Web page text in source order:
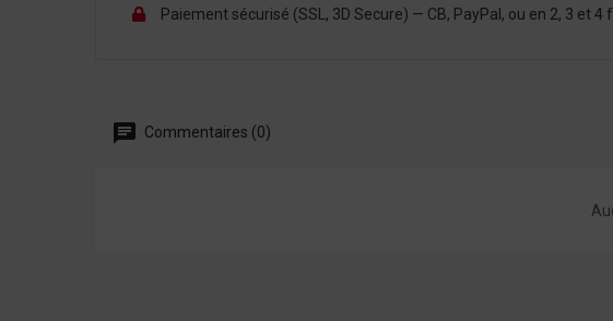
Paiement sécurisé (SSL, 3D Secure) — CB, PayPal, ou en 2, 3 et
Commentaires (0)